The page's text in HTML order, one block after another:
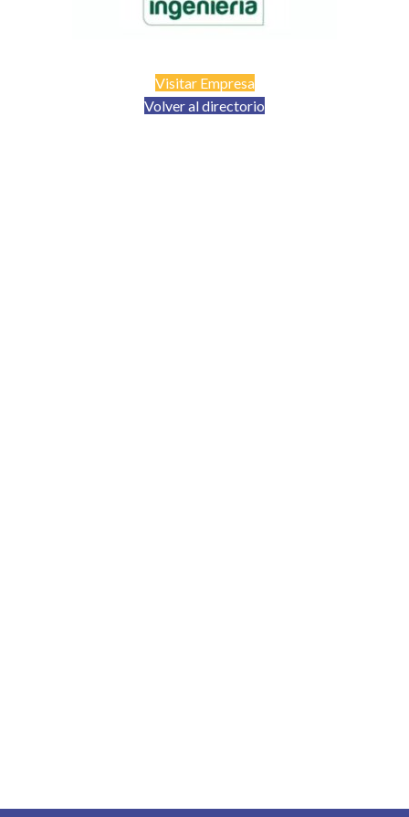
Visitar Empresa
Volver al directorio